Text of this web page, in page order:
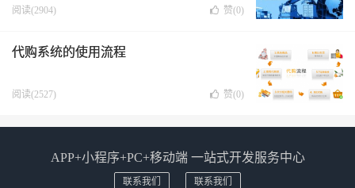
阅读(2904) 赞(0)
代购系统的使用流程
阅读(2527) 赞(0)
APP+小程序+PC+移动端 一站式开发服务中心
联系我们 联系我们